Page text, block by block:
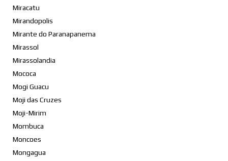
Miracatu
Mirandopolis
Mirante do Paranapanema
Mirassol
Mirassolandia
Mococa
Mogi Guacu
Moji das Cruzes
Moji-Mirim
Mombuca
Moncoes
Mongagua